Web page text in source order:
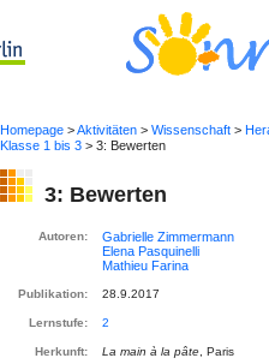
Homepage >Aktivitäten > Wissenschaft >
Klasse 1 bis 3 > 3: Bewerten
3: Bewerten
Autoren:
Publikation: 28.9.2017
Lernstufe: 2
Herkunft: La main à la pâte , Paris